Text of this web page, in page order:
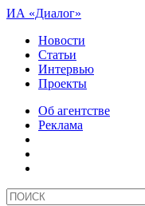
ИА «Диалог»
Новости
Статьи
Интервью
Проекты
Об агентстве
Реклама